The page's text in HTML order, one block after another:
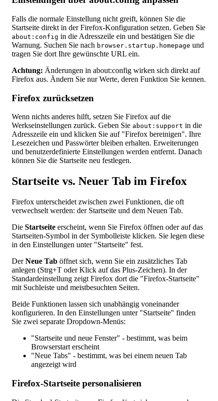
Falls die normale Einstellung nicht greift, können Sie die
Startseite direkt in der Firefox-Konfiguration setzen. Geben Sie
about:config in die Adresszeile ein und bestätigen Sie die
Warnung. Suchen Sie nach browser.startup.homepage und
tragen Sie dort Ihre gewünschte URL ein.
Achtung: Änderungen in about:config wirken sich direkt auf
Firefox aus. Ändern Sie nur Werte, deren Funktion Sie kennen.
Firefox zurücksetzen
Wenn nichts anderes hilft, setzen Sie Firefox auf die
Werkseinstellungen zurück. Geben Sie about:support in die
Adresszeile ein und klicken Sie auf "Firefox bereinigen". Ihre
Lesezeichen und Passwörter bleiben erhalten. Erweiterungen
und benutzerdefinierte Einstellungen werden entfernt. Danach
können Sie die Startseite neu festlegen.
Startseite vs. Neuer Tab im Firefox
Firefox unterscheidet zwischen zwei Funktionen, die oft
verwechselt werden: der Startseite und dem Neuen Tab.
Die Startseite erscheint, wenn Sie Firefox öffnen oder auf das
Startseiten-Symbol in der Symbolleiste klicken. Sie legen diese
in den Einstellungen unter "Startseite" fest.
DerNeue Tab öffnet sich, wenn Sie ein zusätzliches Tab
anlegen (Strg+T oder Klick auf das Plus-Zeichen). In der
Standardeinstellung zeigt Firefox dort die "Firefox-Startseite"
mit Suchleiste und meistbesuchten Seiten.
Beide Funktionen lassen sich unabhängig voneinander
konfigurieren. In den Einstellungen unter "Startseite" finden
Sie zwei separate Dropdown-Menüs:
"Startseite und neue Fenster" - bestimmt, was beim
Browserstart erscheint
"Neue Tabs" - bestimmt, was bei einem neuen Tab
angezeigt wird
Firefox-Startseite personalisieren